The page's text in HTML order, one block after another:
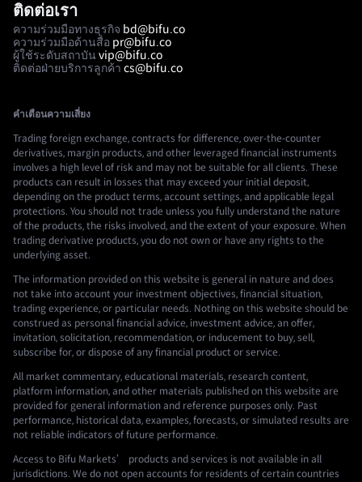
ติดต่อเรา
ความร่วมมือทางธุรกิจ bd@bifu.co
ความร่วมมือด้านสื่อ pr@bifu.co
ผู้ใช้ระดับสถาบัน vip@bifu.co
ติดต่อฝ่ายบริการลูกค้า cs@bifu.co
คำเตือนความเสี่ยง
Trading foreign exchange, contracts for difference, over-the-counter
derivatives, margin products, and other leveraged financial instruments
involves a high level of risk and may not be suitable for all clients. These
products can result in losses that may exceed your initial deposit,
depending on the product terms, account settings, and applicable legal
protections. You should not trade unless you fully understand the nature
of the products, the risks involved, and the extent of your exposure. When
trading derivative products, you do not own or have any rights to the
underlying asset.
The information provided on this website is general in nature and does
not take into account your investment objectives, financial situation,
trading experience, or particular needs. Nothing on this website should be
construed as personal financial advice, investment advice, an offer,
invitation, solicitation, recommendation, or inducement to buy, sell,
subscribe for, or dispose of any financial product or service.
All market commentary, educational materials, research content,
platform information, and other materials published on this website are
provided for general information and reference purposes only. Past
performance, historical data, examples, forecasts, or simulated results are
not reliable indicators of future performance.
Access to Bifu Markets’ products and services is not available in all
jurisdictions. We do not open accounts for residents of certain countries